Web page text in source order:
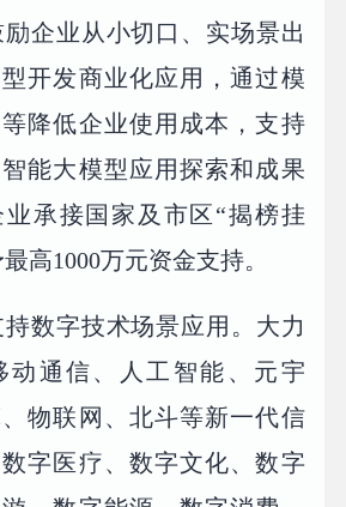
企业从小切口、实场景出
开发商业化应用，通过模
降低企业使用成本，支持
能大模型应用探索和成果
承接国家及市区“揭榜挂
高1000万元资金支持。
数字技术场景应用。大力
动通信、人工智能、元宇
物联网、北斗等新一代信
字医疗、数字文化、数字